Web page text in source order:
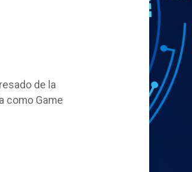
de la
como Game